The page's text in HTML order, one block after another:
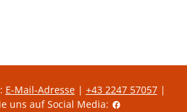
E-Mail-Adresse| +43 2247 57057|
uns auf Social Media: